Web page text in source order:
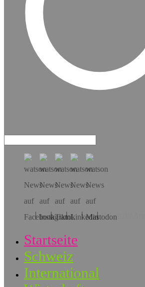
Hol dir die App!
Startseite
Schweiz
International